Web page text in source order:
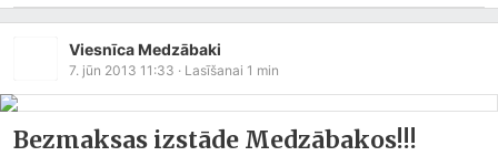
Viesnīca Medzābaki
7. jūn 2013 11:33 · Lasīšanai 1 min
Bezmaksas izstāde Medzābakos!!!